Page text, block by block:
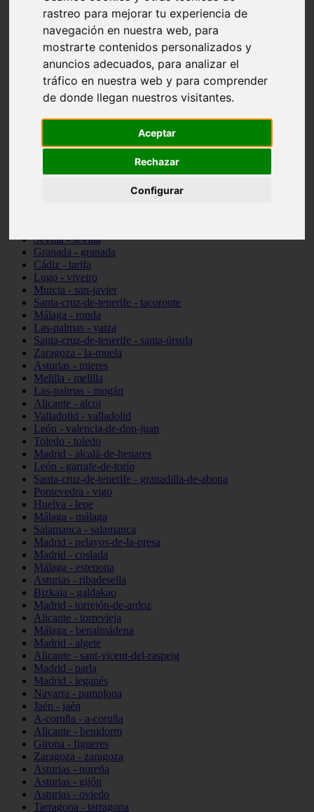
rastreo para mejorar tu experiencia de
navegación en nuestra web, para
mostrarte contenidos personalizados y
anuncios adecuados, para analizar el
tráfico en nuestra web y para comprender
de donde llegan nuestros visitantes.
Aceptar
Rechazar
Configurar
Madrid - pozuelo-de-alarcón
Teruel - sarrión
Cádiz - algodonales
Illes-balears - inca
Madrid - madrid
Málaga - torremolinos
Asturias - oviedo
Cádiz - el-puerto-de-santa-maría
Málaga - marbella
Barcelona - barcelona
Sevilla - sevilla
Granada - granada
Cádiz - tarifa
Lugo - viveiro
Murcia - san-javier
Santa-cruz-de-tenerife - tacoronte
Málaga - ronda
Las-palmas - yaiza
Santa-cruz-de-tenerife - santa-úrsula
Zaragoza - la-muela
Asturias - mieres
Melilla - melilla
Las-palmas - mogán
Alicante - alcoi
Valladolid - valladolid
León - valencia-de-don-juan
Toledo - toledo
Madrid - alcalá-de-henares
León - garrafe-de-torío
Santa-cruz-de-tenerife - granadilla-de-abona
Pontevedra - vigo
Huelva - lepe
Málaga - málaga
Salamanca - salamanca
Madrid - pelayos-de-la-presa
Madrid - coslada
Málaga - estepona
Asturias - ribadesella
Bizkaia - galdakao
Madrid - torrejón-de-ardoz
Alicante - torrevieja
Málaga - benalmádena
Madrid - algete
Alicante - sant-vicent-del-raspeig
Madrid - parla
Madrid - leganés
Navarra - pamplona
Jaén - jaén
A-coruña - a-coruña
Alicante - benidorm
Girona - figueres
Zaragoza - zaragoza
Asturias - noreña
Asturias - gijón
Asturias - oviedo
Tarragona - tarragona